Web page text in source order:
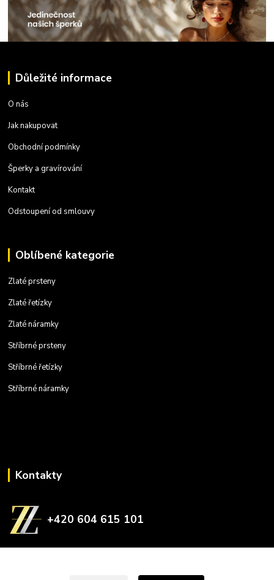
Důležité informace
O nás
Jak nakupovat
Obchodní podmínky
Šperky a gravírování
Kontakt
Odstoupení od smlouvy
Oblíbené kategorie
Zlaté prsteny
Zlaté řetízky
Zlaté náramky
Stříbrné prsteny
Stříbrné řetízky
Stříbrné náramky
Kontakty
+420 604 615 101